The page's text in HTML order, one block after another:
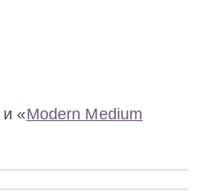
и «Modern Medium